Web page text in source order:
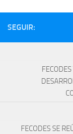
SEGUIR:
FECODES SE